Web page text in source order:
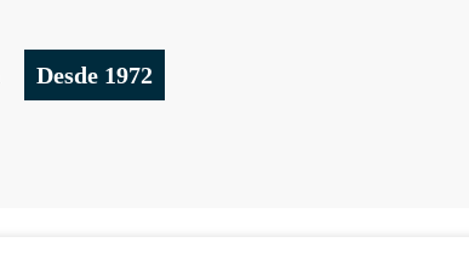
Desde 1972